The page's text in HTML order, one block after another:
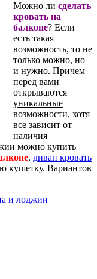
Можно ли сделать
кровать на
балконе? Если
есть такая
возможность, то не
только можно, но
и нужно. Причем
перед вами
открываются
уникальные
возможности, хотя
все зависит от
наличия
можно купить
, диван кровать
кушетку. Вариантов